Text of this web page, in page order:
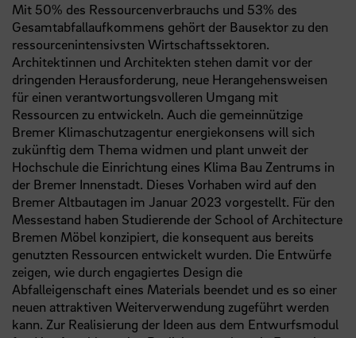
Mit 50% des Ressourcenverbrauchs und 53% des
Gesamtabfallaufkommens gehört der Bausektor zu den
ressourcenintensivsten Wirtschaftssektoren.
Architektinnen und Architekten stehen damit vor der
dringenden Herausforderung, neue Herangehensweisen
für einen verantwortungsvolleren Umgang mit
Ressourcen zu entwickeln. Auch die gemeinnützige
Bremer Klimaschutzagentur energiekonsens will sich
zukünftig dem Thema widmen und plant unweit der
Hochschule die Einrichtung eines Klima Bau Zentrums in
der Bremer Innenstadt. Dieses Vorhaben wird auf den
Bremer Altbautagen im Januar 2023 vorgestellt. Für den
Messestand haben Studierende der School of Architecture
Bremen Möbel konzipiert, die konsequent aus bereits
genutzten Ressourcen entwickelt wurden. Die Entwürfe
zeigen, wie durch engagiertes Design die
Abfalleigenschaft eines Materials beendet und es so einer
neuen attraktiven Weiterverwendung zugeführt werden
kann. Zur Realisierung der Ideen aus dem Entwurfsmodul